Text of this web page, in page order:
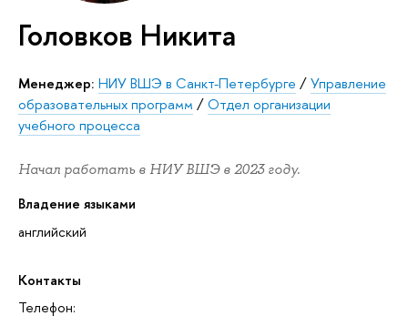
Головков Никита
Менеджер: НИУ ВШЭ в Санкт-Петербурге /Управление
образовательных программ /Отдел организации
учебного процесса
Начал работать в НИУ ВШЭ в 2023 году.
Владение языками
английский
Контакты
Телефон: